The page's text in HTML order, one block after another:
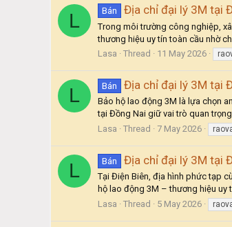
L Bán Địa chỉ đại lý 3M tại
Trong môi trường công nghiệp,
thương hiệu uy tín toàn cầu nhờ
Lasa
Thread 11 May 2026
L Bán Địa chỉ đại lý 3M tại
Bảo hộ lao động 3M là lựa chọn
tại Đồng Nai giữ vai trò quan
Lasa
Thread 7 May 2026
L Bán Địa chỉ đại lý 3M tại
Tại Điện Biên, địa hình phức tạp
hộ lao động 3M – thương hiệu uy
Lasa
Thread 5 May 2026